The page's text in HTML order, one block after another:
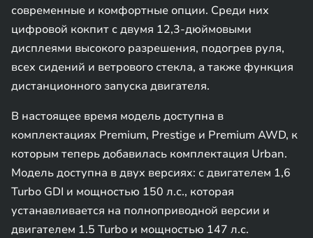
современные и комфортные опции. Среди них
цифровой кокпит с двумя 12,3-дюймовыми
дисплеями высокого разрешения, подогрев руля,
всех сидений и ветрового стекла, а также функция
дистанционного запуска двигателя.
В настоящее время модель доступна в
комплектациях Premium, Prestige и Premium AWD, к
которым теперь добавилась комплектация Urban.
Модель доступна в двух версиях: с двигателем 1,6
Turbo GDI и мощностью 150 л.с., которая
устанавливается на полноприводной версии и
двигателем 1.5 Turbo и мощностью 147 л.с.